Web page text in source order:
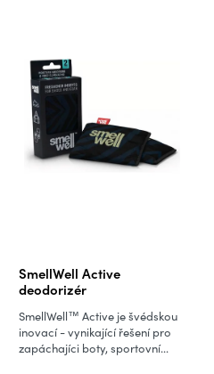
SmellWell Active
deodorizér
SmellWell™ Active je švédskou
inovací - vynikající řešení pro
zapáchajíci boty, sportovní...